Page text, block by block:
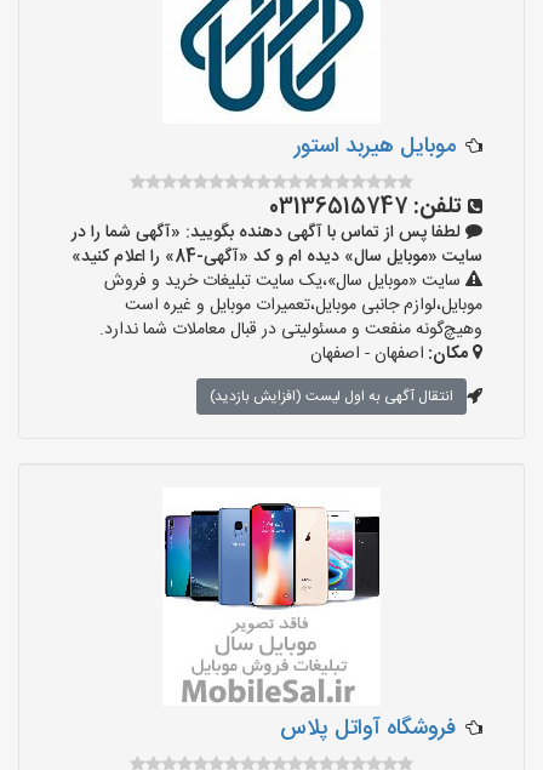
موبایل هیربد استور
تلفن: 03136515747
لطفا پس از تماس با آگهی دهنده بگویید: «آگهی شما را در
سایت «موبایل سال» دیده ام و کد «آگهی-84» را اعلام کنید»
سایت «موبایل سال»،یک سایت تبلیغات خرید و فروش
موبایل،لوازم جانبی موبایل،تعمیرات موبایل و غیره است
وهیچ‌گونه منفعت و مسئولیتی در قبال معاملات شما ندارد.
مکان: اصفهان - اصفهان
انتقال آگهی به اول لیست (افزایش بازدید)
فروشگاه آواتل پلاس